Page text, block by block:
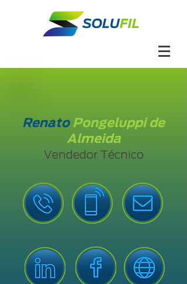
Renato Pongeluppi de
Almeida
Vendedor Técnico